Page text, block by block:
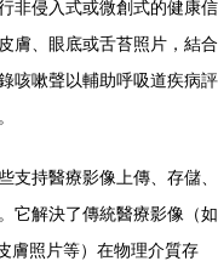
非侵入式或微創式的健康信
膚、眼底或舌苔照片，結合
咳嗽聲以輔助呼吸道疾病評
支持醫療影像上傳、存儲、
它解決了傳統醫療影像（如
膚照片等）在物理介質存